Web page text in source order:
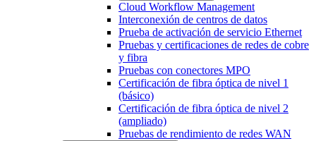
Cloud Workflow Management
Interconexión de centros de datos
Prueba de activación de servicio Ethernet
Pruebas y certificaciones de redes de cobre
y fibra
Pruebas con conectores MPO
Certificación de fibra óptica de nivel 1
(básico)
Certificación de fibra óptica de nivel 2
(ampliado)
Pruebas de rendimiento de redes WAN